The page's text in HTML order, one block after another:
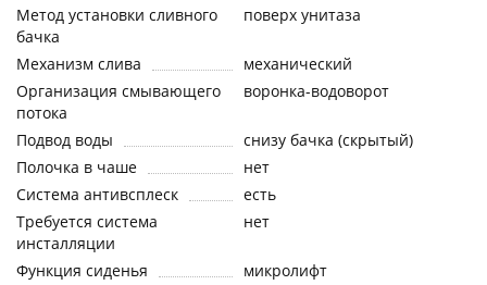
Метод установки сливного
бачка
поверх унитаза
Механизм слива
механический
Организация смывающего
потока
воронка-водоворот
Подвод воды
снизу бачка (скрытый)
Полочка в чаше
нет
Система антивсплеск
есть
Требуется система
инсталляции
нет
Функция сиденья микролифт